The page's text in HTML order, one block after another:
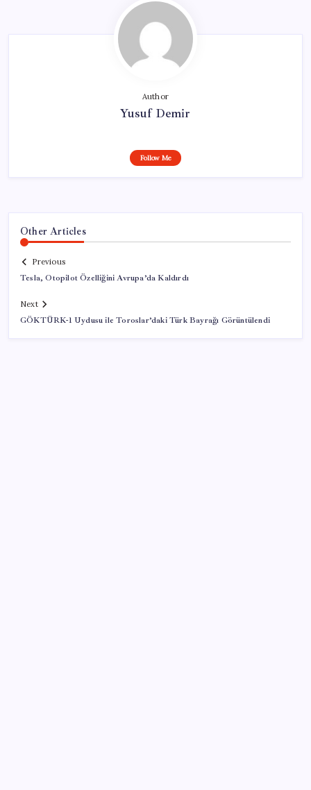
Author
Yusuf Demir
Follow Me
Other Articles
Previous
Tesla, Otopilot Özelliğini Avrupa’da Kaldırdı
Next
GÖKTÜRK-1 Uydusu ile Toroslar’daki Türk Bayrağı Görüntülendi